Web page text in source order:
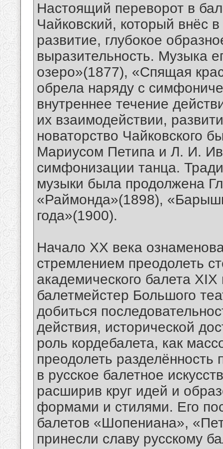
Настоящий переворот в
Чайковский, который внёс
развитие, глубокое
выразительность. Музыка
озеро»(1877), «Спящая
обрела наряду с
внутреннее течение
их взаимодействии,
новаторство Чайковского
Мариусом Петипа и Л. И.
симфонизации танца.
музыки была продолжена
«Раймонда»(1898),
года»(1900).
Начало XX века
стремлением преодолеть
академического балета
балетмейстер Большого
добиться
действия, исторической
роль кордебалета, как
преодолеть
в русское балетное
расширив круг идей и
формами и стилями. Его
балетов «Шопениана»,
принесли славу русскому